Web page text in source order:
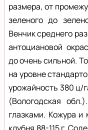
размера, от
зеленого до
Венчик среднего
антоциановой
до очень сильной.
на уровне
урожайность 380 ц/
(Вологодская
глазками. Кожура